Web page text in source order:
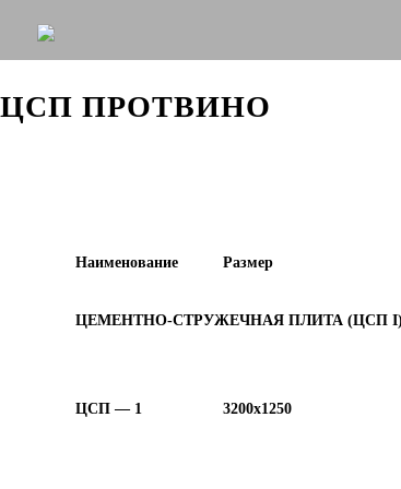
ЦСП ПРОТВИНО
Наименование Размер
ЦЕМЕНТНО-СТРУЖЕЧНАЯ ПЛИТА (ЦСП I),
ЦСП — 1 3200х1250